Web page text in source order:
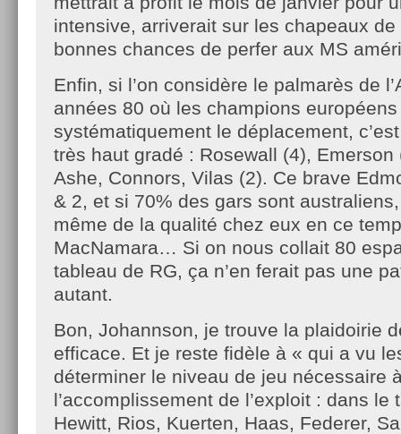
intensive, arriverait sur les chapeaux
bonnes chances de perfer aux MS
Enfin, si l’on considère le palmarès de
années 80 où les champions
systématiquement le déplacement,
très haut gradé : Rosewall (4), Emerson
Ashe, Connors, Vilas (2). Ce brave
& 2, et si 70% des gars sont
même de la qualité chez eux en ce
MacNamara… Si on nous collait 80
tableau de RG, ça n’en ferait pas une
autant.
Bon, Johannson, je trouve la plaidoirie
efficace. Et je reste fidèle à « qui a vu
déterminer le niveau de jeu nécessaire
l’accomplissement de l’exploit : dans le
Hewitt, Rios, Kuerten, Haas, Federer,